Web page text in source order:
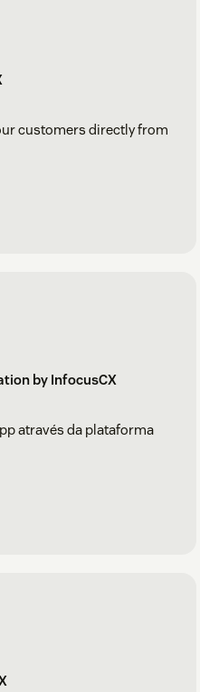
customers directly from
by InfocusCX
através da plataforma